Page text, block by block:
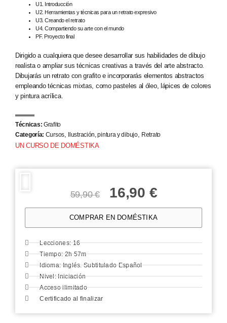
U1. Introducción
U2. Herramientas y técnicas para un retrato expresivo
U3. Creando el retrato
U4. Compartiendo su arte con el mundo
PF. Proyecto final
Dirigido a cualquiera que desee desarrollar sus habilidades de dibujo
realista o ampliar sus técnicas creativas a través del arte abstracto.
Dibujarás un retrato con grafito e incorporarás elementos abstractos
empleando técnicas mixtas, como pasteles al óleo, lápices de colores
y pintura acrílica.
Técnicas: Grafito
Categoría: Cursos, Ilustración, pintura y dibujo, Retrato
UN CURSO DE DOMÉSTIKA
59,90€ 16,90 €
COMPRAR EN DOMÉSTIKA
Lecciones: 16
Tiempo: 2h 57m
Idioma: Inglés. Subtitulado Español
Nivel: Iniciación
Acceso ilimitado
Certificado al finalizar